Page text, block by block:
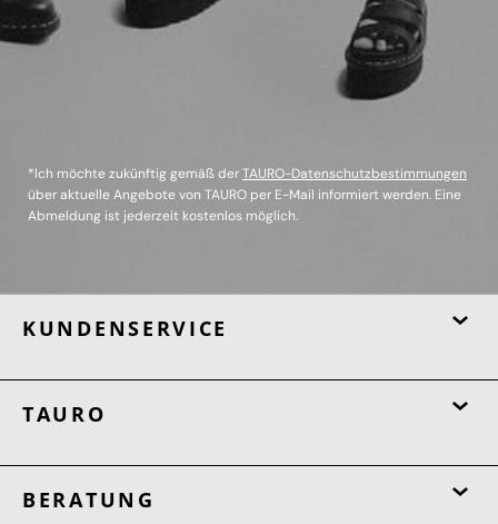
*Ich möchte zukünftig gemäß derTAURO-Datenschutzbestimmungen
über aktuelle Angebote von TAURO per E-Mail informiert werden. Eine
Abmeldung ist jederzeit kostenlos möglich.
KUNDENSERVICE
TAURO
BERATUNG